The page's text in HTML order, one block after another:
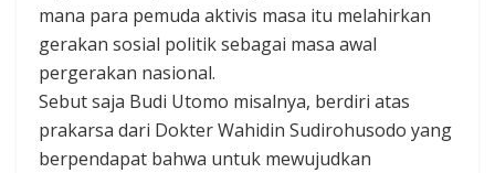
mana para pemuda aktivis masa itu melahirkan
gerakan sosial politik sebagai masa awal
pergerakan nasional.
Sebut saja Budi Utomo misalnya, berdiri atas
prakarsa dari Dokter Wahidin Sudirohusodo yang
berpendapat bahwa untuk mewujudkan